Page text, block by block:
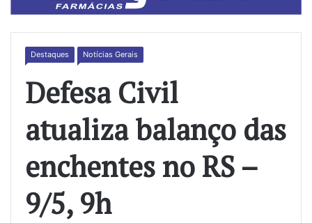
Destaques Notícias Gerais
Defesa Civil
atualiza balanço das
enchentes no RS –
9/5, 9h